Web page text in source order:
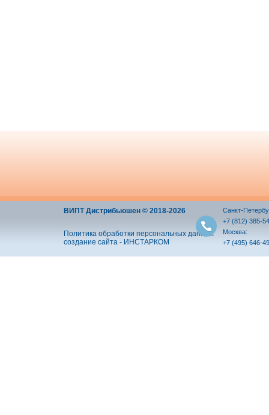
ВИПТ Дистрибьюшен © 2018-2026
Политика обработки персональных данных
создание сайта - ИНСТАРКОМ
Санкт-
+7 (812) 385-
Москва:
+7 (495) 646-